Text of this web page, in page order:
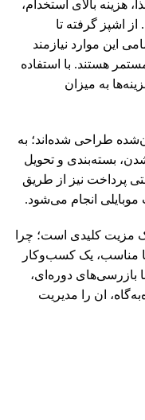
بالای استخدام،
اشپز گرفته تا
این موارد نیازمند
هستند. با استفاده
به میزان
طراحی شده‌اند؛ به
بسته‌بندی و تحویل
پرداخت نیز از طریق
مزیت کلیدی است؛ چرا
مناسب، یک کسب‌وکار
بازرسی‌های دوره‌ای،
ان را مدیریت